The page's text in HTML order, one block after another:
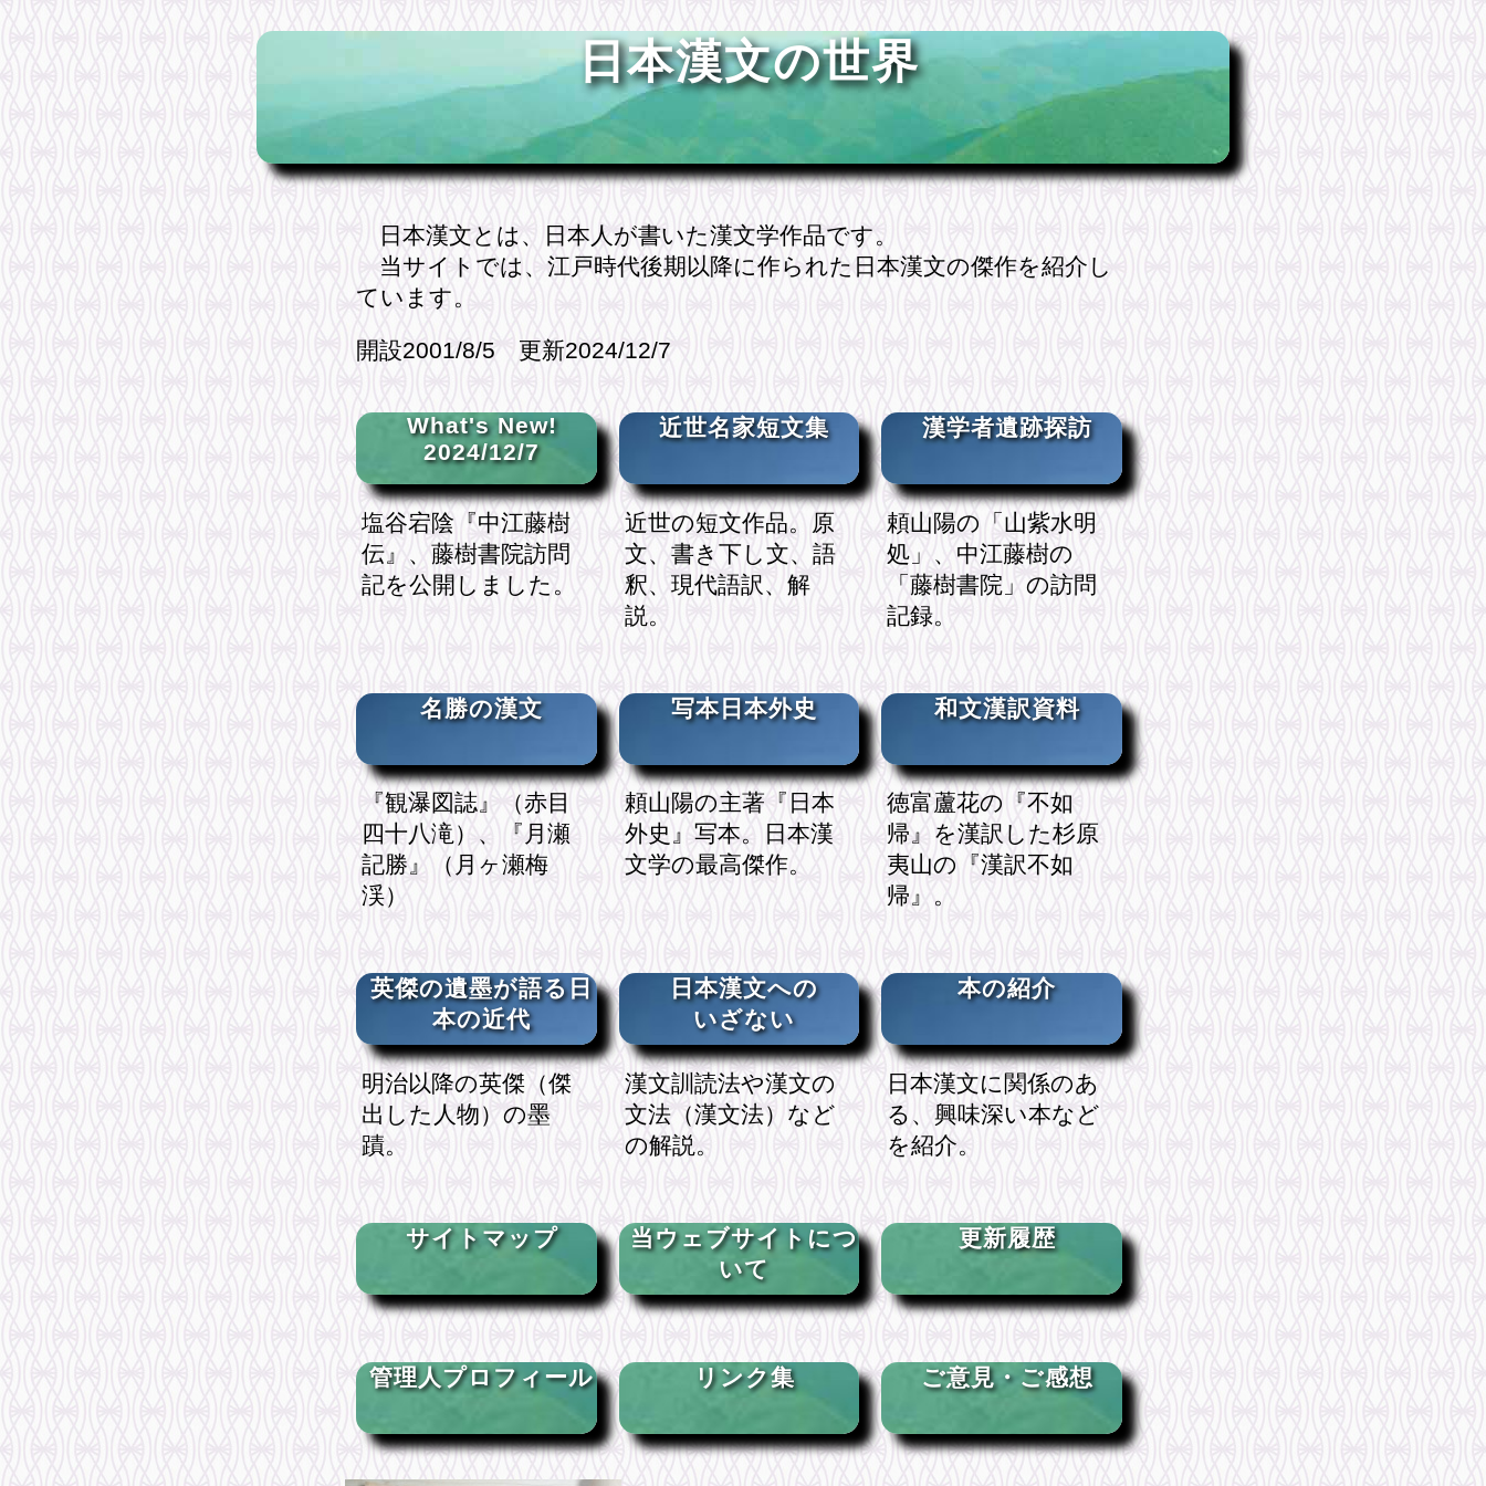
日本漢文の世界
日本漢文とは、日本人が書いた漢文学作品です。
当サイトでは、江戸時代後期以降に作られた日本漢文の傑作を紹介し
ています。
開設2001/8/5 更新2024/12/7
What's New!
2024/12/7
塩谷宕陰『中江藤樹
伝』、藤樹書院訪問
記を公開しました。
近世名家短文集
近世の短文作品。原
文、書き下し文、語
釈、現代語訳、解
説。
漢学者遺跡探訪
頼山陽の「山紫水明
処」、中江藤樹の
「藤樹書院」の訪問
記録。
名勝の漢文
『観瀑図誌』（赤目
四十八滝）、『月瀬
記勝』（月ヶ瀬梅
渓）
写本日本外史
頼山陽の主著『日本
外史』写本。日本漢
文学の最高傑作。
和文漢訳資料
徳富蘆花の『不如
帰』を漢訳した杉原
夷山の『漢訳不如
帰』。
英傑の遺墨が語る日
本の近代
明治以降の英傑（傑
出した人物）の墨
蹟。
日本漢文への
いざない
漢文訓読法や漢文の
文法（漢文法）など
の解説。
本の紹介
日本漢文に関係のあ
る、興味深い本など
を紹介。
サイトマップ
当ウェブサイトにつ
いて
更新履歴
管理人プロフィール リンク集 ご意見・ご感想